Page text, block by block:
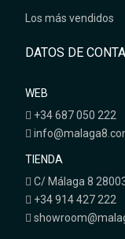
Los más vendidos
DATOS DE
WEB
+34 687 050 222
TIENDA
C/ Málaga 8
+34 914 427 222